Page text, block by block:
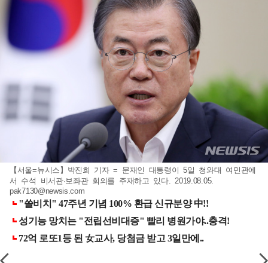
【서울=뉴시스】박진희 기자 = 문재인 대통령이 5일 청와대 여민관에
서 수석 비서관·보좌관 회의를 주재하고 있다. 2019.08.05.
pak7130@newsis.com